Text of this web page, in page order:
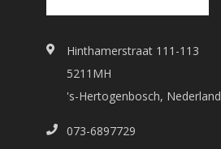
Hinthamerstraat 111-113
5211MH
's-Hertogenbosch, Nederland
073-6897729